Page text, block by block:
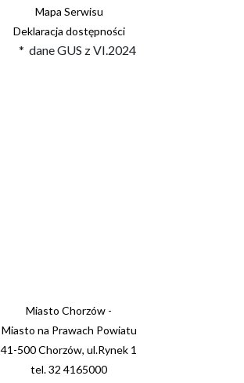
Mapa Serwisu
Deklaracja dostępności
* dane GUS z VI.2024
Miasto Chorzów -
Miasto na Prawach Powiatu
41-500 Chorzów, ul.Rynek 1
tel. 32 4165000